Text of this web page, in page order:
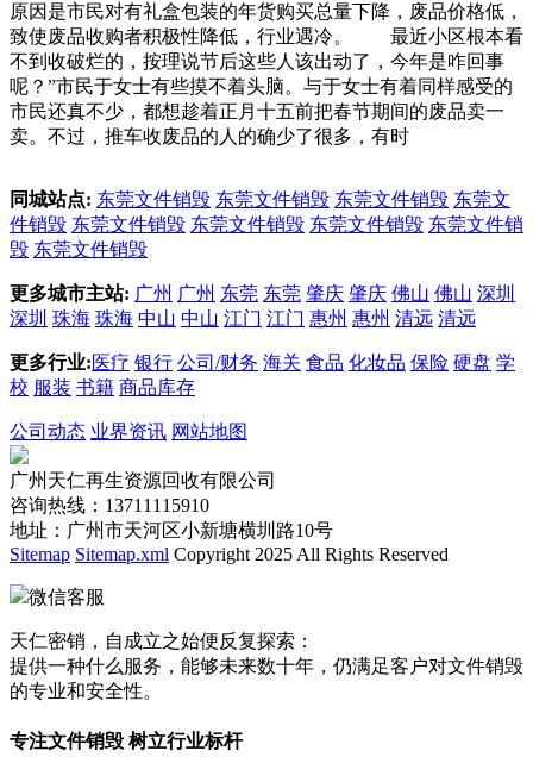
原因是市民对有礼盒包装的年货购买总量下降，废品价格低，
致使废品收购者积极性降低，行业遇冷。 最近小区根本看
不到收破烂的，按理说节后这些人该出动了，今年是咋回事
呢？”市民于女士有些摸不着头脑。与于女士有着同样感受的
市民还真不少，都想趁着正月十五前把春节期间的废品卖一
卖。不过，推车收废品的人的确少了很多，有时
同城站点: 东莞文件销毁 东莞文件销毁 东莞文件销毁 东莞文
件销毁 东莞文件销毁 东莞文件销毁 东莞文件销毁 东莞文件销
毁 东莞文件销毁
更多城市主站: 广州 广州 东莞 东莞 肇庆 肇庆 佛山 佛山 深圳
深圳 珠海 珠海 中山 中山 江门 江门 惠州 惠州 清远 清远
更多行业:医疗 银行 公司/财务 海关 食品 化妆品 保险 硬盘 学
校 服装 书籍 商品库存
公司动态 业界资讯 网站地图
广州天仁再生资源回收有限公司
咨询热线：13711115910
地址：广州市天河区小新塘横圳路10号
Sitemap Sitemap.xml Copyright 2025 All Rights Reserved
微信客服
天仁密销，自成立之始便反复探索：
提供一种什么服务，能够未来数十年，仍满足客户对文件销毁
的专业和安全性。
专注文件销毁 树立行业标杆